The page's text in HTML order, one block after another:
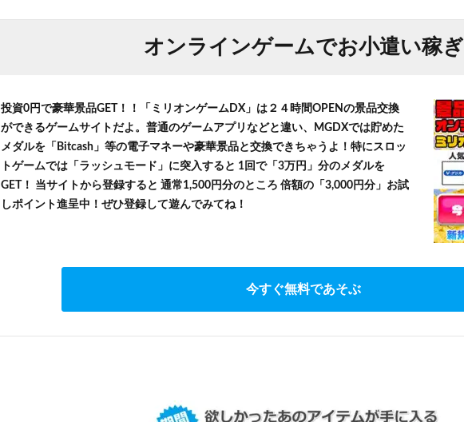
オンラインゲームでお小遣い稼ぎ
投資0円で豪華景品GET！！「ミリオンゲームDX」は２４時間OPENの景品交換
ができるゲームサイトだよ。普通のゲームアプリなどと違い、MGDXでは貯めた
メダルを「Bitcash」等の電子マネーや豪華景品と交換できちゃうよ！特にスロッ
トゲームでは「ラッシュモード」に突入すると 1回で「3万円」分のメダルを
GET！ 当サイトから登録すると 通常1,500円分のところ 倍額の「3,000円分」お試
しポイント進呈中！ぜひ登録して遊んでみてね！
今すぐ無料であそぶ